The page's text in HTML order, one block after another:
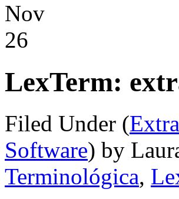
Nov
26
LexTerm:
Filed Under (
Software) by
Terminológica,